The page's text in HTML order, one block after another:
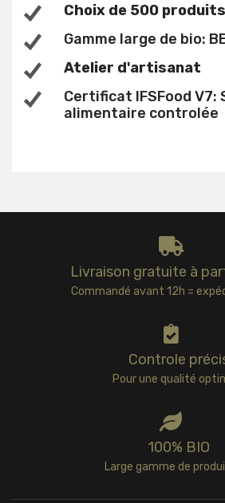
Choix de 500
Gamme large de bio:
Atelier d'artisanat
Certificat IFSFood V7:
alimentaire controlée
Livraison gratuite à
Commandé avant 12h =
Controle
Pour une qualité
100% BIO
Large gamme de